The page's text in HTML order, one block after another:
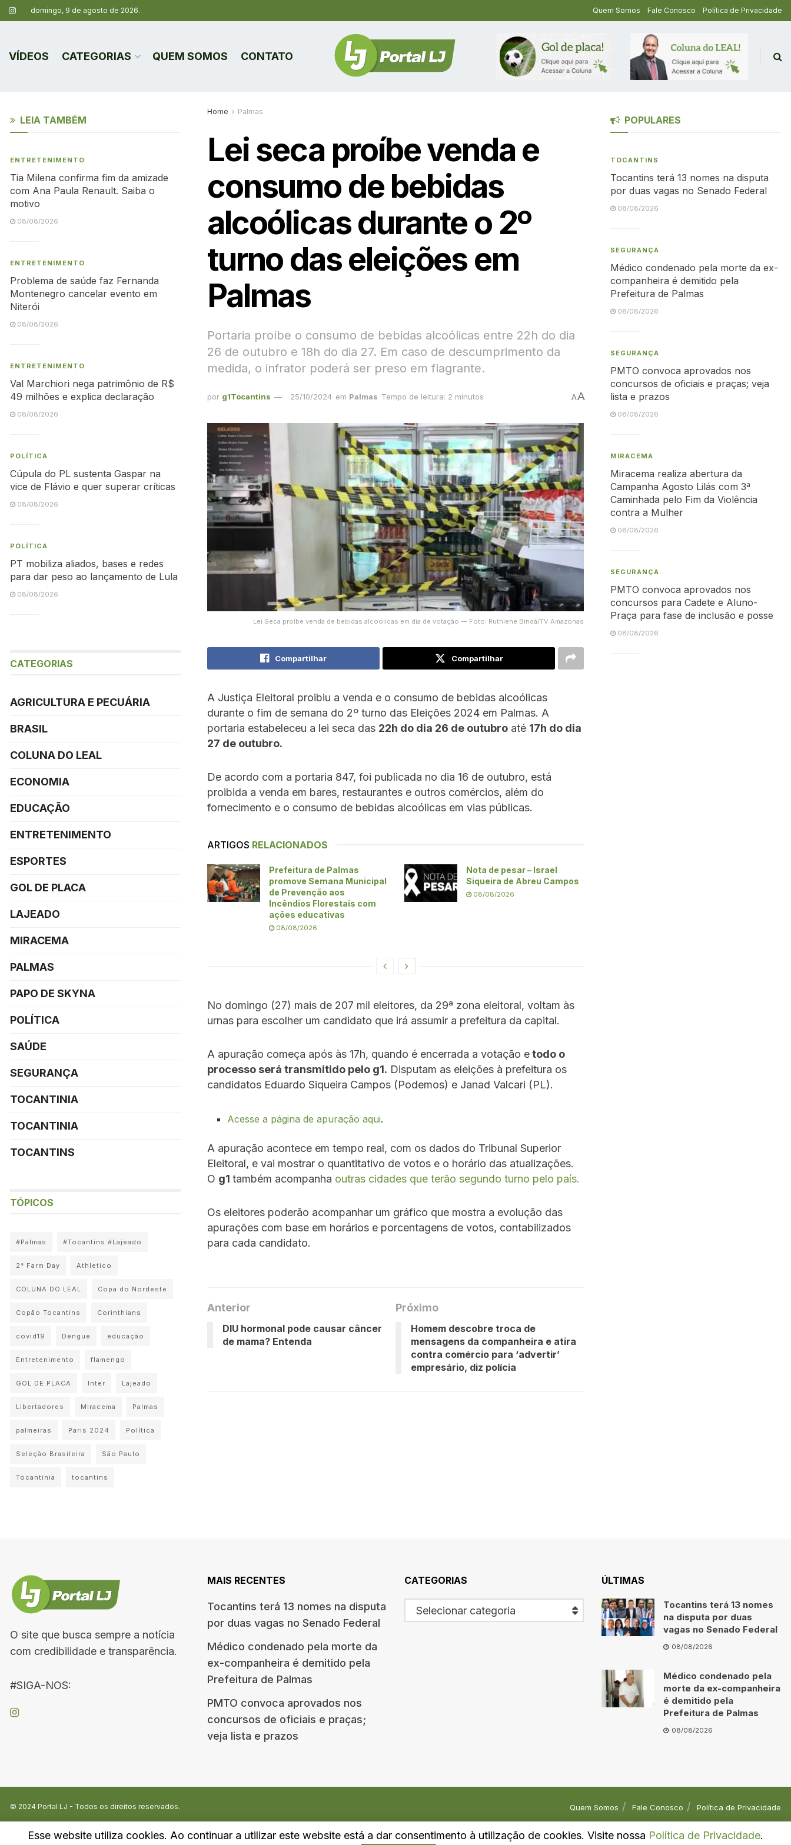
domingo, 9 de agosto de 2026. Quem Somos Fale Conosco Política de Privacidade
VÍDEOS CATEGORIAS QUEM SOMOS CONTATO
Home Palmas
Lei seca proíbe venda e
consumo de bebidas
alcoólicas durante o 2º
turno das eleições em
Palmas
Portaria proíbe o consumo de bebidas alcoólicas entre 22h do dia
26 de outubro e 18h do dia 27. Em caso de descumprimento da
medida, o infrator poderá ser preso em flagrante.
por g1Tocantins 25/10/2024 em Palmas Tempo de leitura: 2 minutos AA
Lei Seca proíbe venda de bebidas alcoólicas em dia de votação — Foto: Ruthiene Bindá/TV Amazonas
Compartilhar Compartilhar
A Justiça Eleitoral proibiu a venda e o consumo de bebidas alcoólicas
durante o fim de semana do 2º turno das Eleições 2024 em Palmas. A
portaria estabeleceu a lei seca das 22h do dia 26 de outubro até 17h do dia
27 de outubro.
De acordo com a portaria 847, foi publicada no dia 16 de outubro, está
proibida a venda em bares, restaurantes e outros comércios, além do
fornecimento e o consumo de bebidas alcoólicas em vias públicas.
ARTIGOS RELACIONADOS
Prefeitura de Palmas
promove Semana Municipal
de Prevenção aos
Incêndios Florestais com
ações educativas
08/08/2026
Nota de pesar – Israel
Siqueira de Abreu Campos
08/08/2026
No domingo (27) mais de 207 mil eleitores, da 29ª zona eleitoral, voltam às
urnas para escolher um candidato que irá assumir a prefeitura da capital.
A apuração começa após às 17h, quando é encerrada a votação etodo o
processo será transmitido pelo g1. Disputam as eleições à prefeitura os
candidatos Eduardo Siqueira Campos (Podemos) e Janad Valcari (PL).
Acesse a página de apuração aqui.
A apuração acontece em tempo real, com os dados do Tribunal Superior
Eleitoral, e vai mostrar o quantitativo de votos e o horário das atualizações.
O g1 também acompanha outras cidades que terão segundo turno pelo país.
Os eleitores poderão acompanhar um gráfico que mostra a evolução das
apurações com base em horários e porcentagens de votos, contabilizados
para cada candidato.
Anterior
DIU hormonal pode causar câncer
de mama? Entenda
Próximo
Homem descobre troca de
mensagens da companheira e atira
contra comércio para ‘advertir’
empresário, diz polícia
LEIA TAMBÉM
ENTRETENIMENTO
Tia Milena confirma fim da amizade
com Ana Paula Renault. Saiba o
motivo
08/08/2026
ENTRETENIMENTO
Problema de saúde faz Fernanda
Montenegro cancelar evento em
Niterói
08/08/2026
ENTRETENIMENTO
Val Marchiori nega patrimônio de R$
49 milhões e explica declaração
08/08/2026
POLÍTICA
Cúpula do PL sustenta Gaspar na
vice de Flávio e quer superar críticas
08/08/2026
POLÍTICA
PT mobiliza aliados, bases e redes
para dar peso ao lançamento de Lula
08/08/2026
CATEGORIAS
AGRICULTURA E PECUÁRIA
BRASIL
COLUNA DO LEAL
ECONOMIA
EDUCAÇÃO
ENTRETENIMENTO
ESPORTES
GOL DE PLACA
LAJEADO
MIRACEMA
PALMAS
PAPO DE SKYNA
POLÍTICA
SAÚDE
SEGURANÇA
TOCANTINIA
TOCANTINIA
TOCANTINS
TÓPICOS
#Palmas #Tocantins #Lajeado
2° Farm Day Athletico
COLUNA DO LEAL Copa do Nordeste
Copão Tocantins Corinthians
covid19 Dengue educação
Entretenimento flamengo
GOL DE PLACA Inter Lajeado
Libertadores Miracema Palmas
palmeiras Paris 2024 Política
Seleção Brasileira São Paulo
Tocantinia tocantins
POPULARES
TOCANTINS
Tocantins terá 13 nomes na disputa
por duas vagas no Senado Federal
08/08/2026
SEGURANÇA
Médico condenado pela morte da ex-
companheira é demitido pela
Prefeitura de Palmas
08/08/2026
SEGURANÇA
PMTO convoca aprovados nos
concursos de oficiais e praças; veja
lista e prazos
08/08/2026
MIRACEMA
Miracema realiza abertura da
Campanha Agosto Lilás com 3ª
Caminhada pelo Fim da Violência
contra a Mulher
08/08/2026
SEGURANÇA
PMTO convoca aprovados nos
concursos para Cadete e Aluno-
Praça para fase de inclusão e posse
08/08/2026
O site que busca sempre a notícia
com credibilidade e transparência.
#SIGA-NOS:
MAIS RECENTES
Tocantins terá 13 nomes na disputa
por duas vagas no Senado Federal
Médico condenado pela morte da
ex-companheira é demitido pela
Prefeitura de Palmas
PMTO convoca aprovados nos
concursos de oficiais e praças;
veja lista e prazos
CATEGORIAS
Selecionar categoria
ÚLTIMAS
Tocantins terá 13 nomes
na disputa por duas
vagas no Senado Federal
08/08/2026
Médico condenado pela
morte da ex-companheira
é demitido pela
Prefeitura de Palmas
08/08/2026
Quem Somos Fale Conosco Política de Privacidade
© 2024 Portal LJ - Todos os direitos reservados.
Esse website utiliza cookies. Ao continuar a utilizar este website está a dar consentimento à utilização de cookies. Visite nossa Política de Privacidade.